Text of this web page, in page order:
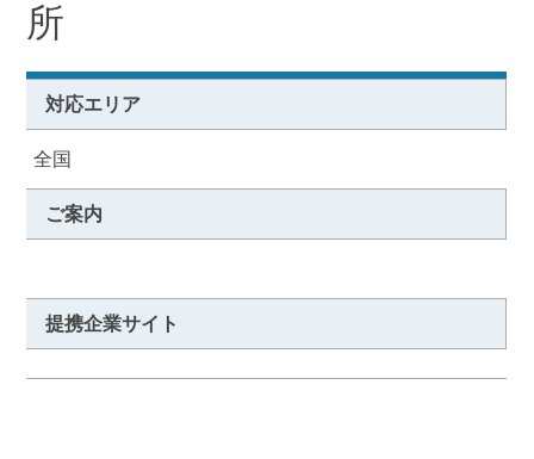
所
対応エリア
全国
ご案内
提携企業サイト